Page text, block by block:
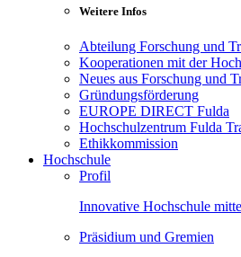
Weitere Infos
Abteilung Forschung und
Kooperationen mit der
Neues aus Forschung und
Gründungsförderung
EUROPE DIRECT Fulda
Hochschulzentrum Fulda
Ethikkommission
Hochschule
Profil
Innovative Hochschule
Präsidium und Gremien